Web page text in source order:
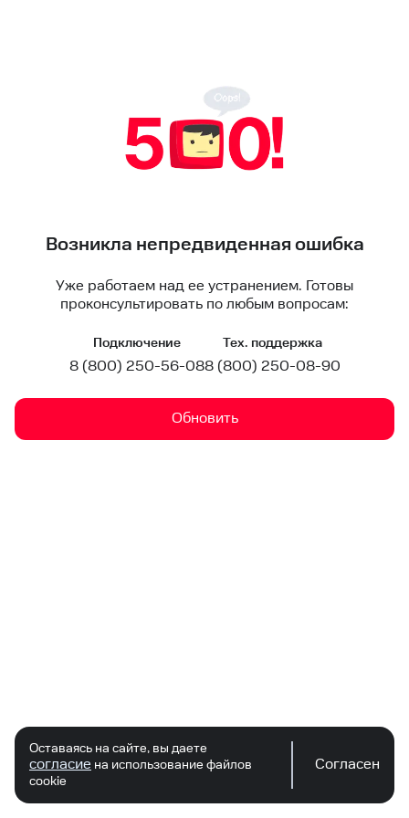
Возникла непредвиденная ошибка
Уже работаем над ее устранением. Готовы
проконсультировать по любым вопросам:
Подключение
8 (800) 250-56-08
Тех. поддержка
8 (800) 250-08-90
Обновить
Оставаясь на сайте, вы даете
согласие на использование файлов
cookie
Согласен